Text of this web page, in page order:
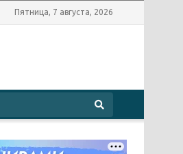
Пятница, 7 августа, 2026